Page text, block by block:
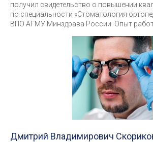
получил свидетельство о повышении
по специальности «Стоматология
ВПО АГМУ Минздрава России. Опыт
Дмитрий Владимирович